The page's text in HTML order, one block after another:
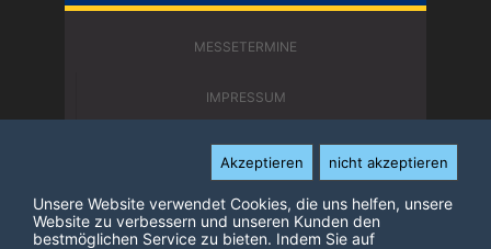
MESSETERMINE
IMPRESSUM
KONTAKT
DATENSCHUTZERKLÄRUNG
nicht akzeptieren
Akzeptieren
Unsere Website verwendet Cookies, die uns helfen, unsere
Website zu verbessern und unseren Kunden den
bestmöglichen Service zu bieten. Indem Sie auf